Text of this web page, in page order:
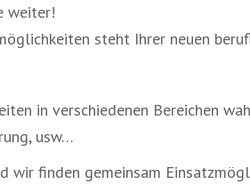
weiter!
steht Ihrer neuen
in verschiedenen Bereichen
usw…
wir finden gemeinsam